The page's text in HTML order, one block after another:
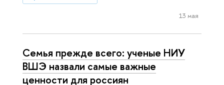
13 мая
Семья прежде всего: ученые НИУ
ВШЭ назвали самые важные
ценности для россиян